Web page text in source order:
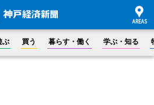
ぶ 買う 暮らす・働く 学ぶ・知る